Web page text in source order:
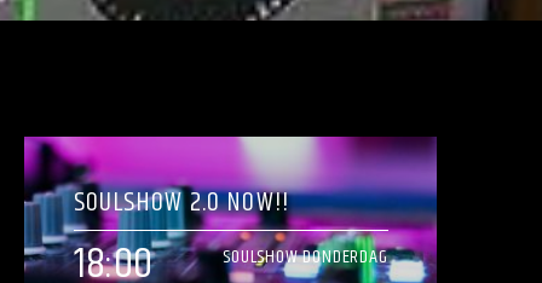
SOULSHOW 2.0 NOW!!
18:00 SOULSHOW DONDERDAG